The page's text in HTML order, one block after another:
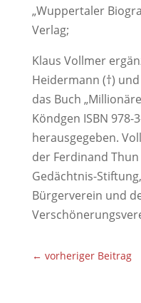
„Wuppertaler
Verlag;
Klaus Vollmer
Heidermann (†)
das Buch
Köndgen ISBN 978-
herausgegeben.
der Ferdinand
Gedächtnis-
Bürgerverein und
← vorheriger Beitrag